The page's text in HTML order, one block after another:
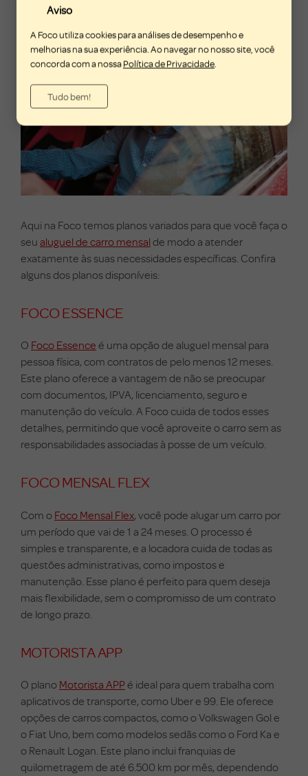
Aviso
A Foco utiliza cookies para análises de desempenho e
melhorias na sua experiência. Ao navegar no nosso site, você
concorda com a nossaPolítica de Privacidade
Tudo bem!
Aqui na Foco temos planos variados para que você faça o
seu aluguel de carro mensal de modo a atender
exatamente às suas necessidades específicas. Confira
alguns dos planos disponíveis:
FOCO ESSENCE
O Foco Essence é uma opção de aluguel mensal para
pessoa física, com contratos de pelo menos 12 meses.
Este plano oferece a vantagem de não se preocupar
com documentos, IPVA, licenciamento, seguro e
manutenção do veículo. A Foco cuida de todos esses
detalhes, permitindo que você aproveite o carro sem as
responsabilidades associadas à posse de um veículo.
FOCO MENSAL FLEX
Com o Foco Mensal Flex, você pode alugar um carro por
um período que vai de 1 a 24 meses. O processo é
simples e transparente, e a locadora cuida de todas as
questões administrativas, como impostos e
manutenção. Esse plano é perfeito para quem deseja
mais flexibilidade, sem o compromisso de um contrato
de longo prazo.
MOTORISTA APP
O plano Motorista APPé ideal para quem trabalha com
aplicativos de transporte, como Uber e 99. Ele oferece
opções de carros compactos, como o Volkswagen Gol e
o Fiat Uno, bem como modelos sedãs como o Ford Ka e
o Renault Logan. Este plano inclui franquias de
quilometragem de até 6.500 km por mês, dependendo